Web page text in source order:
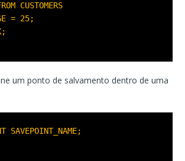
CUSTOMERS
= 25;
um ponto de salvamento dentro de uma
SAVEPOINT_NAME;